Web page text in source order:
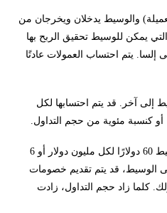
والوسيط يدخلان ويخرجان من
يمكن للوسيط تحقيق الربح بها
يتم احتساب العمولات عادتًا
إلى آخر. قد يتم احتسابها لكل
كنسبة مئوية من حجم التداول.
على سبيل المثال، قد يفرض الوسيط 60 دولارًا لكل مليون دولار أو 6
الوسيط، قد يتم تقديم خصومات
كلما زاد حجم التداول، زادت